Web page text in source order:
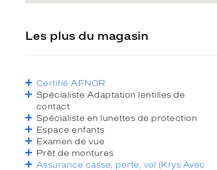
Les plus du magasin
Certifié AFNOR
Spécialiste Adaptation lentilles de
contact
Spécialiste en lunettes de protection
Espace enfants
Examen de vue
Prêt de montures
Assurance casse, perte, vol (Krys Avec